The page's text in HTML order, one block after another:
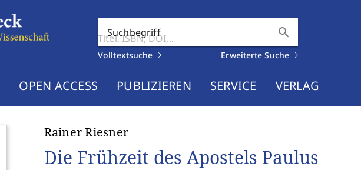
Suchbegriff search
Volltextsuche Erweiterte Suche
OPEN ACCESS PUBLIZIEREN SERVICE VERLAG
Rainer Riesner
Die Frühzeit des Apostels Paulus